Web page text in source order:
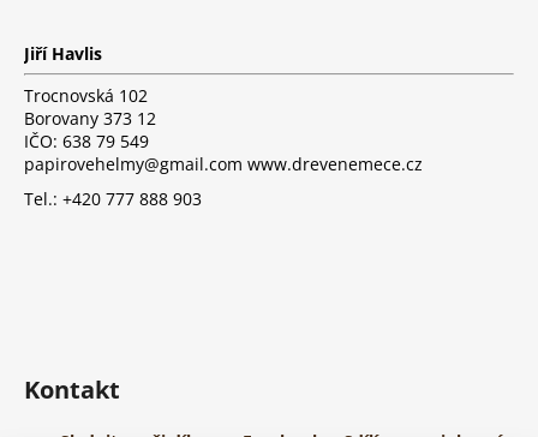
Jiří Havlis
Trocnovská 102
Borovany 373 12
IČO: 638 79 549
papirovehelmy@gmail.com www.drevenemece.cz
Tel.: +420 777 888 903
Kontakt